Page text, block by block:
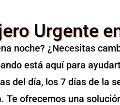
Urgente
noche? ¿Necesitas
está aquí para
del día, los 7 días de la
Te ofrecemos una